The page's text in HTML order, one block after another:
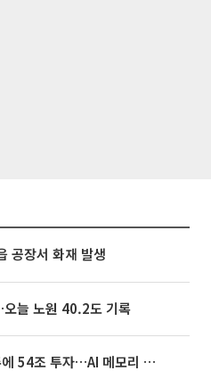
공장서 화재 발생
늘 노원 40.2도 기록
SK하이닉스, 용인·청주에 54조 투자…AI 메모리 생산기지 키운다